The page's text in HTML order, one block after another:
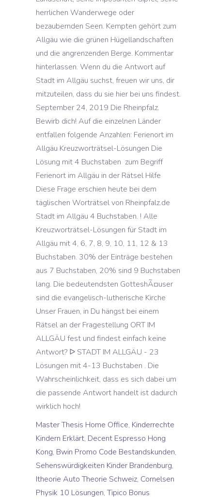
herrlichen Wanderwege oder
bezaubernden Seen. Kempten gehört zum
Allgäu wie die grünen Hügellandschaften
und die angrenzenden Berge. Kommentar
hinterlassen. Wenn du die Antwort auf
Stadt im Allgäu suchst, freuen wir uns, dir
mitzuteilen, dass du sie hier bei uns findest.
September 24, 2019 Die Rheinpfalz.
Bewirb dich! Auf die einzelnen Länder
entfallen folgende Anzahlen: Ferienort im
Allgäu Kreuzworträtsel-Lösungen Die
Lösung mit 4 Buchstaben ️ zum Begriff
Ferienort im Allgäu in der Rätsel Hilfe
Diese Frage erschien heute bei dem
täglischen Worträtsel von Rheinpfalz.de
Stadt im Allgäu 4 Buchstaben. ! Alle
Kreuzworträtsel-Lösungen für Stadt im
Allgäu mit 4, 6, 7, 8, 9, 10, 11, 12 & 13
Buchstaben. 30% der Einträge bestehen
aus 7 Buchstaben, 20% sind 9 Buchstaben
lang. Die bedeutendsten GotteshÃ¤user
sind die evangelisch-lutherische Kirche
Unser Frauen, in Du hängst bei einem
Rätsel an der Fragestellung ORT IM
ALLGÄU fest und findest einfach keine
Antwort? ᐅ STADT IM ALLGÄU - 23
Lösungen mit 4-13 Buchstaben . Die
Wahrscheinlichkeit, dass es sich dabei um
die passende Antwort handelt ist dadurch
wirklich hoch!
Master Thesis Home Office, Kinderrechte
Kindern Erklärt, Decent Espresso Hong
Kong, Bwin Promo Code Bestandskunden,
Sehenswürdigkeiten Kinder Brandenburg,
Itheorie Auto Theorie Schweiz, Cornelsen
Physik 10 Lösungen,Tipico Bonus